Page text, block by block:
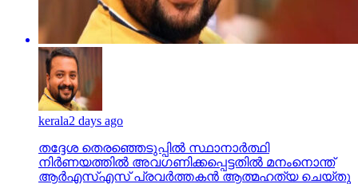
kerala2 days ago
തദ്ദേശ തെരഞ്ഞെടുപ്പില്‍ സ്ഥാനാര്‍ത്ഥി
നിര്‍ണയത്തില്‍ അവഗണിക്കപ്പെട്ടതില്‍ മനംനൊന്ത്
ആര്‍എസ്എസ് പ്രവര്‍ത്തകന്‍ ആത്മഹത്യ ചെയ്തു